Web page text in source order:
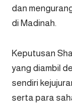
dan
di Madinah.
Keputusan
yang diambil
sendiri
serta para